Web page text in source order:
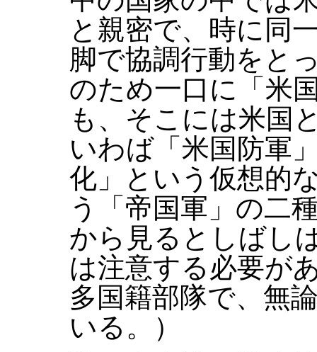
と親密で、時に同
脚で協調行動をと
のため一口に「米
も、そこには米国
いわば「米国防軍
化」という仮想的
う「帝国軍」の二
から見るとしばし
は注意する必要が
多国籍部隊で、無
いる。）